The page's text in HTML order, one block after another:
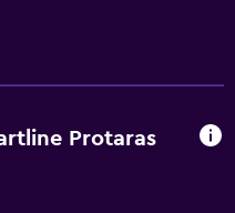
Protaras